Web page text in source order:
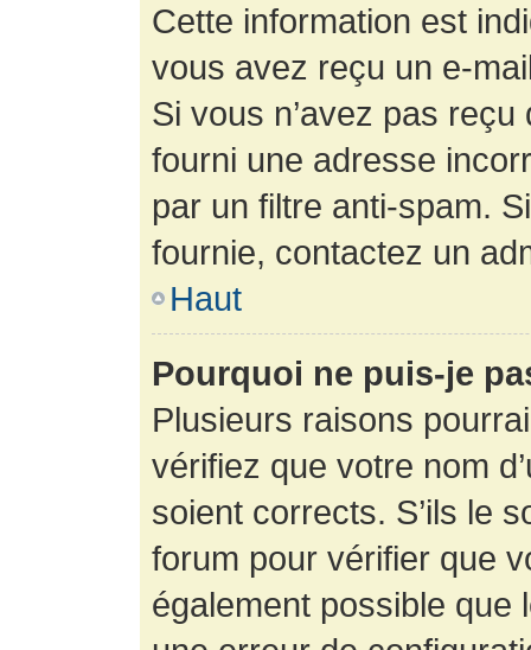
Cette information est
vous avez reçu un e-
Si vous n’avez pas
fourni une adresse
par un filtre anti-spam.
fournie, contactez un
Haut
Pourquoi ne puis-je
Plusieurs raisons
vérifiez que votre nom
soient corrects. S’ils le
forum pour vérifier que
également possible que